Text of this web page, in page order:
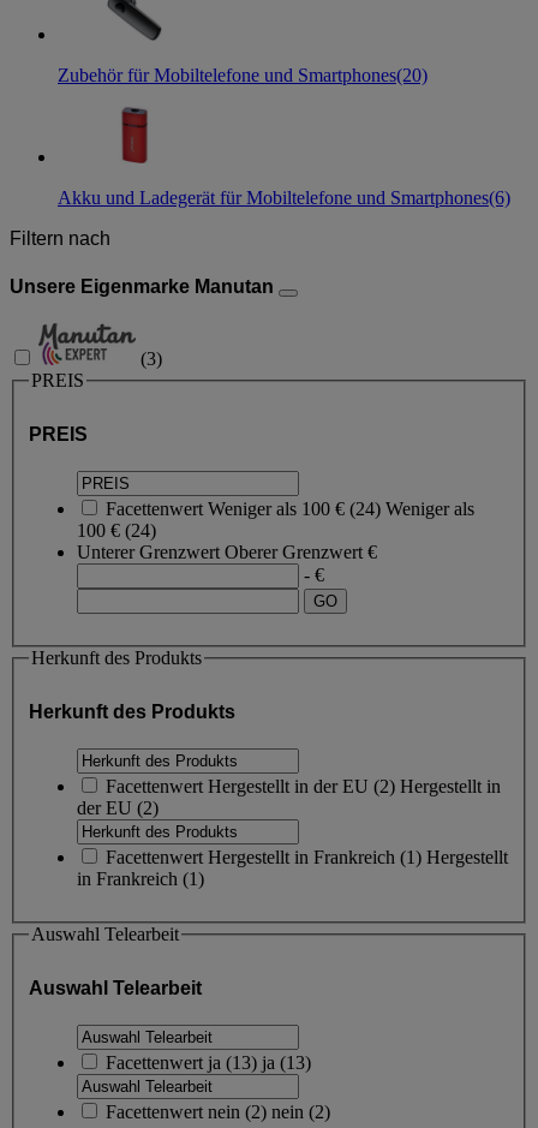
Zubehör für Mobiltelefone und Smartphones(20)
Akku und Ladegerät für Mobiltelefone und Smartphones(6)
Filtern nach
Unsere Eigenmarke Manutan
(3)
PREIS
PREIS
Facettenwert Weniger als 100 € (24) Weniger als
100 € (24)
Unterer Grenzwert Oberer Grenzwert €
- €
Herkunft des Produkts
Herkunft des Produkts
Facettenwert Hergestellt in der EU (2) Hergestellt in
der EU (2)
Facettenwert Hergestellt in Frankreich (1) Hergestellt
in Frankreich (1)
Auswahl Telearbeit
Auswahl Telearbeit
Facettenwert ja (13) ja (13)
Facettenwert nein (2) nein (2)